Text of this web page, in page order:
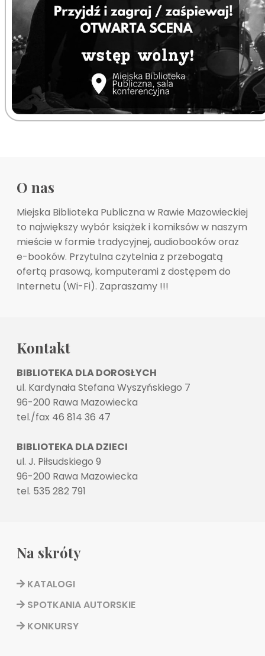
O nas
Miejska Biblioteka Publiczna w Rawie Mazowieckiej
to największy wybór książek i komiksów w naszym
mieście w formie tradycyjnej, audiobooków oraz
e-booków. Przytulna czytelnia z przebogatą
ofertą prasową, komputerami z dostępem do
Internetu (Wi-Fi). Zapraszamy !!!
Kontakt
BIBLIOTEKA DLA DOROSŁYCH
ul. Kardynała Stefana Wyszyńskiego 7
96-200 Rawa Mazowiecka
tel./fax 46 814 36 47
BIBLIOTEKA DLA DZIECI
ul. J. Piłsudskiego 9
96-200 Rawa Mazowiecka
tel. 535 282 791
Na skróty
KATALOGI
SPOTKANIA AUTORSKIE
KONKURSY